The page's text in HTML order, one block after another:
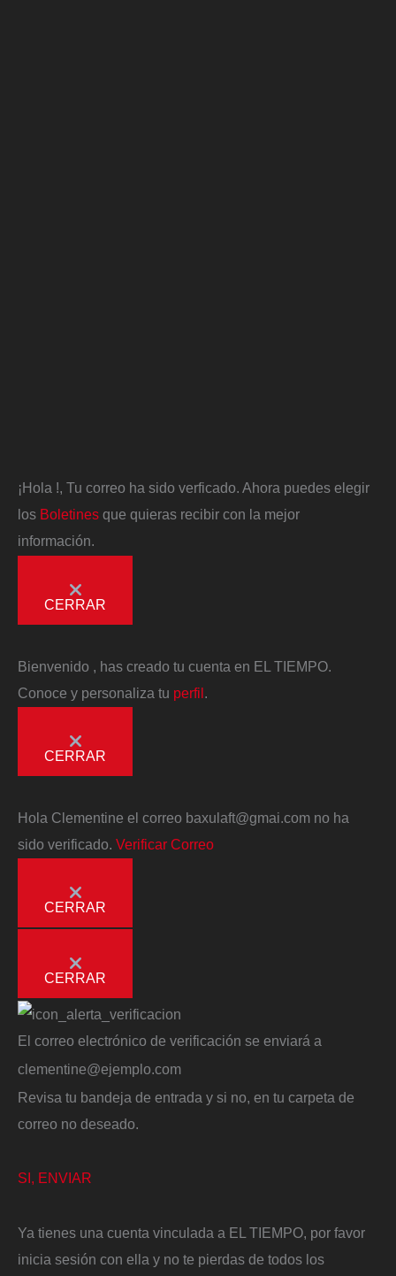
¡Hola !, Tu correo ha sido verficado. Ahora puedes elegir
los Boletines que quieras recibir con la mejor
información.
CERRAR
Bienvenido
, has creado tu cuenta en EL TIEMPO.
Conoce y personaliza tu perfil
CERRAR
Hola Clementine el correo baxulaft@gmai.com no ha
sido verificado. Verificar Correo
CERRAR
CERRAR
El correo electrónico de verificación se enviará a
clementine@ejemplo.com
Revisa tu bandeja de entrada y si no, en tu carpeta de
correo no deseado.
SI, ENVIAR
Ya tienes una cuenta vinculada a EL TIEMPO, por favor
inicia sesión con ella y no te pierdas de todos los